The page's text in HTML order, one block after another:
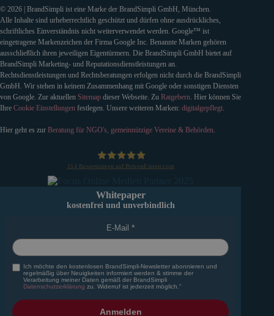
© 2026 | BrandSimpli ist eine Marke der BrandSimpli GmbH, München.
Alle Inhalte sind urheberrechtlich geschützt und dürfen ohne ausdrückliches,
schriftliches Einverständnis nicht weiterverwendet werden. Google™ ist
eingetragene Markenzeichen der Firma Google Inc. Benannte Marken gehören
ausschließlich ihren jeweiligen Eigentürmern. Die BrandSimpli GmbH bietet auf
BrandSimpli Marketing- und Reputationsdienstleistungen an.
Rechtsdienstleistungen und Rechtsberatungen erfolgen nicht durch die BrandSimpli
GmbH. Wir stehen in keinem Zusammenhang mit Google oder sonstigen Diensten
von Google. Zur aktuellen Sitemap dieser Webseite. Zu Ratgebern. Hier können Sie
Ihre Cookie Einstellungen festlegen. Unsere weiteren Marken: digitalgepflegt.
Hier geht es zur Beratung für NGO's, gemeinnützige Vereine & Behörden.
154 Bewertungen auf ProvenExpert.com
Whitepaper
kostenfrei und unverbindlich
E-Mail
Ich möchte den kostenlosen BrandSimpli-Newsletter abonnieren und
regelmäßig über Neuigkeiten informiert werden & stimme der
Verarbeitung meiner Daten gemäß der BrandSimpli
Datenschutzerklärung zu. Widerruf ist jederzeit möglich."
Anmelden